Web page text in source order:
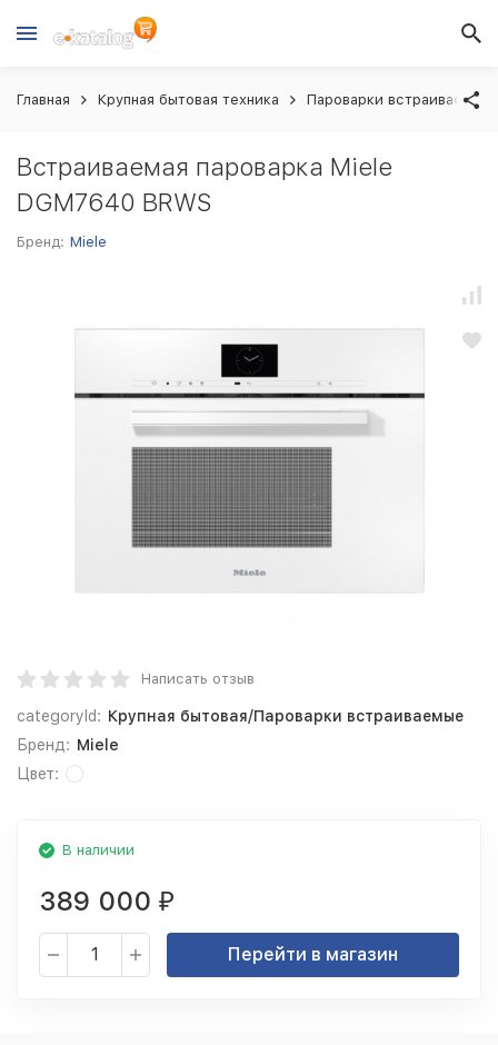
Главная Крупная бытовая техника Пароварки встраиваемые
Встраиваемая пароварка Miele
DGM7640 BRWS
Бренд: Miele
Написать отзыв
categoryId: Крупная бытовая/Пароварки встраиваемые
Бренд: Miele
Цвет:
В наличии
389 000 ₽
Перейти в магазин